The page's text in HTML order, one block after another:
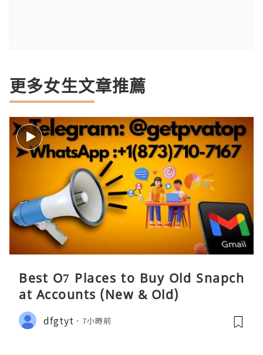
更多女生文章推薦
Best O7 Places to Buy Old Snapch
at Accounts (New & Old)
dfgtyt 7小時前